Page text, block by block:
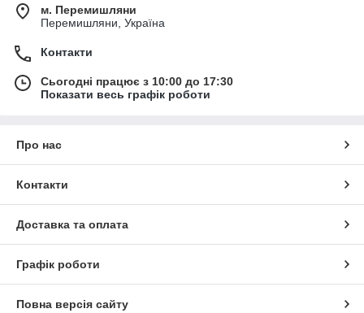
м. Перемишляни
Перемишляни, Україна
Контакти
Сьогодні працює з 10:00 до 17:30
Показати весь графік роботи
Про нас
Контакти
Доставка та оплата
Графік роботи
Повна версія сайту